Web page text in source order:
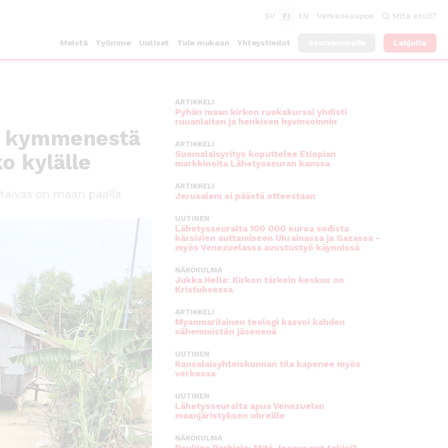
SV FI EN Verkkokauppa Mitä etsit?
Meistä Työmme Uutiset Tule mukaan Yhteystiedot Lahjoita
kylälle
on maan päällä.
ARTIKKELI
Pyhän maan kirkon ruokakurssi yhdisti
ruuanlaiton ja henkisen hyvinvoinnin
ARTIKKELI
Suomalaisyritys koputtelee Etiopian
markkinoita Lähetysseuran kanssa
ARTIKKELI
Jerusalem ei päästä otteestaan
UUTINEN
Lähetysseuralta 100 000 euroa sodista
kärsivien auttamiseen Ukrainassa ja Gazassa –
myös Venezuelassa avustustyö käynnissä
NÄKÖKULMA
Jukka Helle: Kirkon tärkein keskus on
Kristuksessa
ARTIKKELI
Myanmarilainen teologi kasvoi kahden
vähemmistön jäsenenä
UUTINEN
Kansalaisyhteiskunnan tila kapenee myös
verkossa
UUTINEN
Lähetysseuralta apua Venezuelan
maanjäristyksen uhreille
NÄKÖKULMA